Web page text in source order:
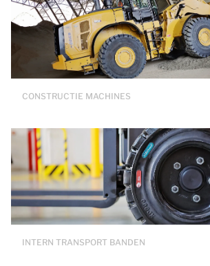
CONSTRUCTIE MACHINES
INTERN TRANSPORT BANDEN